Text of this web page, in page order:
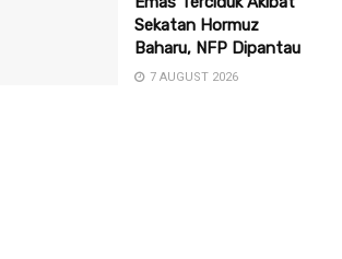
Sekatan Hormuz
Baharu, NFP Dipantau
7 AUGUST 2026